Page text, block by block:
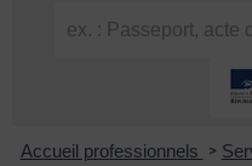
Accueil professionnels >